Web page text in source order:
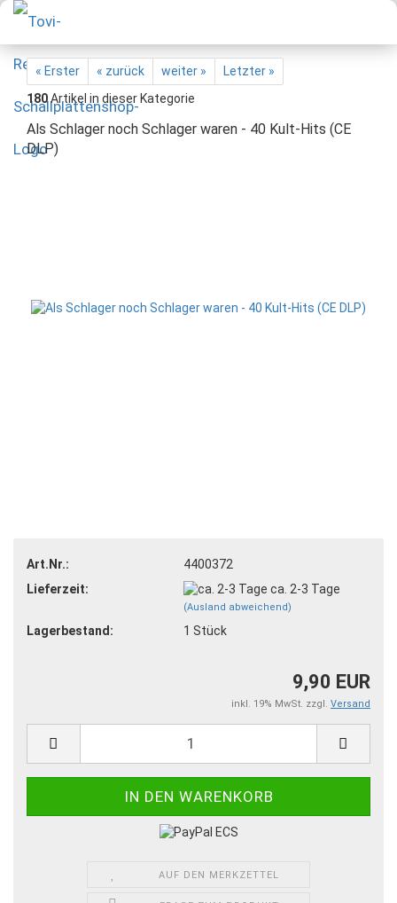
« Erster « zurück weiter »
Letzter »
180Artikel in dieser Kategorie
Als Schlager noch Schlager waren - 40 Kult-Hits (CE
DLP)
Art.Nr.:
4400372
Lieferzeit:
ca. 2-3 Tage
(Ausland abweichend)
Lagerbestand: 1 Stück
9,90 EUR
inkl. 19% MwSt. zzgl. Versand
AUF DEN MERKZETTEL